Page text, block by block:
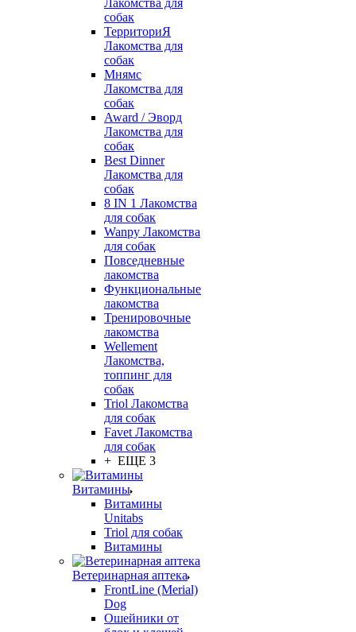
Лакомства для
собак
ТерриториЯ
Лакомства для
собак
Мнямс
Лакомства для
собак
Award / Эворд
Лакомства для
собак
Best Dinner
Лакомства для
собак
8 IN 1 Лакомства
для собак
Wanpy Лакомства
для собак
Повседневные
лакомства
Функциональные
лакомства
Тренировочные
лакомства
Wellement
Лакомства,
топпинг для
собак
Triol Лакомства
для собак
Favet Лакомства
для собак
+ ЕЩЕ 3
Витамины
Витамины
Unitabs
Triol для собак
Витамины
Ветеринарная аптека
FrontLine (Merial)
Dog
Ошейники от